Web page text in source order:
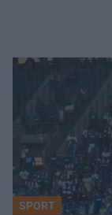
SPORT